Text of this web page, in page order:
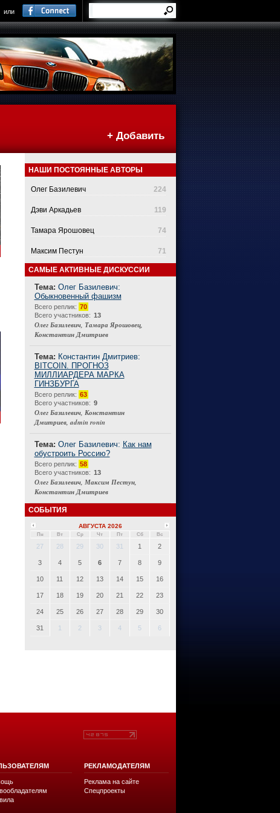
или
Connect
+ Добавить
НАШИ ПОСТОЯННЫЕ АВТОРЫ
Олег Базилевич 224
Дэви Аркадьев 119
Тамара Ярошовец 74
Максим Пестун 71
САМЫЕ АКТИВНЫЕ ДИСКУССИИ
Тема: Олег Базилевич:
Обыкновенный фашизм
Всего реплик: 70
Всего участников: 13
Олег Базилевич, Тамара Ярошовец,
Константин Дмитриев
Тема: Константин Дмитриев:
BITCOIN. ПРОГНОЗ
МИЛЛИАРДЕРА МАРКА
ГИНЗБУРГА
Всего реплик: 63
Всего участников: 9
Олег Базилевич, Константин
Дмитриев, admin ronin
Тема: Олег Базилевич: Как нам
обустроить Россию?
Всего реплик: 58
Всего участников: 13
Олег Базилевич, Максим Пестун,
Константин Дмитриев
СОБЫТИЯ
АВГУСТА 2026
Пн Вт Ср Чт Пт Сб Вс
27 28 29 30 31 1 2
3 4 5 6 7 8 9
10 11 12 13 14 15 16
17 18 19 20 21 22 23
24 25 26 27 28 29 30
31 1 2 3 4 5 6
РЕКЛАМОДАТЕЛЯМ
Реклама на сайте
Спецпроекты